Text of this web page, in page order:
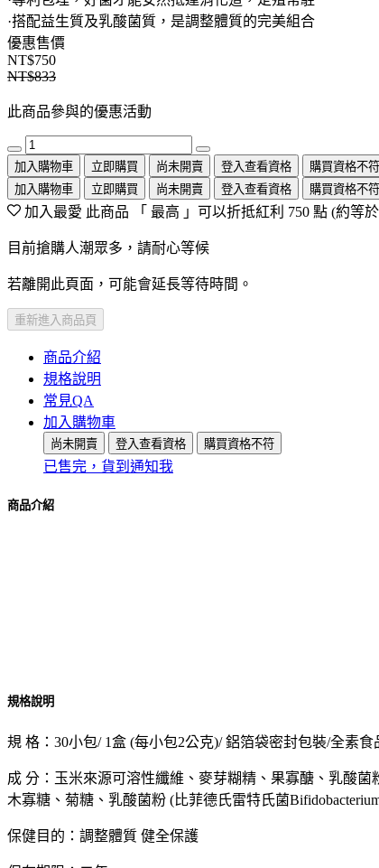
·搭配益生質及乳酸菌質，是調整體質的完美組合
優惠售價
NT$750
NT$833
此商品參與的優惠活動
加入購物車 立即購買 尚未開賣 登入查看資格 購買資格不符
加入購物車
立即購買 尚未開賣 登入查看資格 購買資格不符
加入最愛 此商品 「 最高 」可以折抵紅利 750 點 (約等於
目前搶購人潮眾多，請耐心等候
若離開此頁面，可能會延長等待時間。
重新進入商品頁
商品介紹
規格說明
常見QA
加入購物車
尚未開賣 登入查看資格 購買資格不符
已售完，貨到通知我
商品介紹
規格說明
規 格：30小包/ 1盒 (每小包2公克)/ 鋁箔袋密封包裝/全素食
成 分：玉米來源可溶性纖維、麥芽糊精、果寡醣、乳酸菌
木寡糖、菊糖、乳酸菌粉 (比菲德氏雷特氏菌
保健目的：調整體質 健全保護